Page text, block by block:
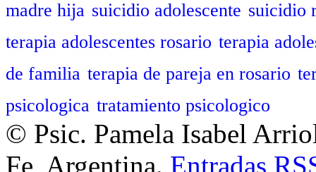
madre hija suicidio adolescente suicidio
terapia adolescentes rosario terapia
de familia terapia de pareja en rosario
psicologica tratamiento psicologico
© Psic. Pamela Isabel
Fe, Argentina. Entradas